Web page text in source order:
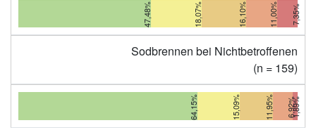
47,48% 18,07% 16,10% 11,00% 7,35%
Sodbrennen bei Nichtbetroffenen
(n = 159)
64,15% 15,09% 11,95% 6,92%
1,89%